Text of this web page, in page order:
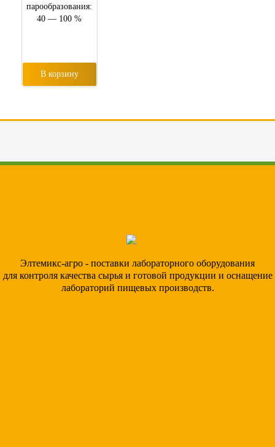
парообразования:
40 — 100 %
В корзину
Элтемикс-агро - поставки лабораторного оборудования
для контроля качества сырья и готовой продукции и оснащение
лабораторий пищевых производств.